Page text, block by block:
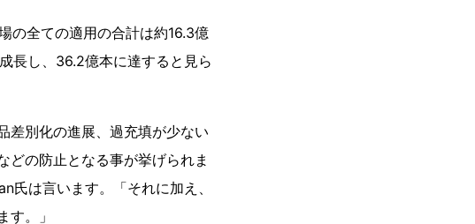
の全ての適用の合計は約16.3億
長し、36.2億本に達すると見ら
差別化の進展、過充填が少ない
どの防止となる事が挙げられま
は言います。「それに加え、
。」